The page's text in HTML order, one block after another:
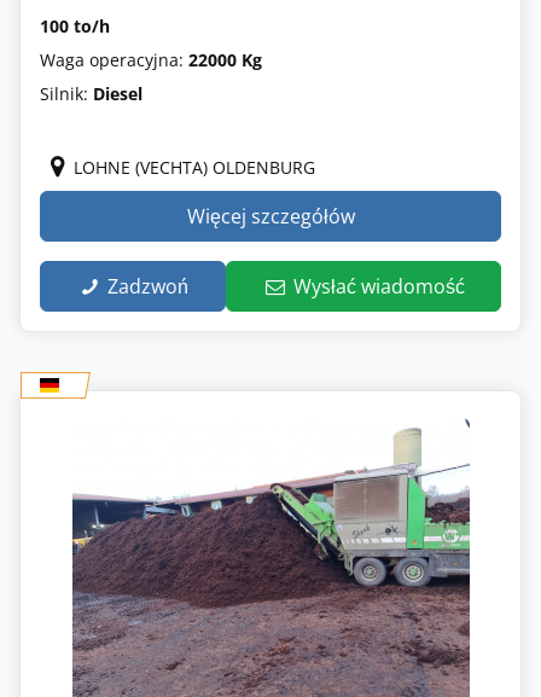
100 to/h
Waga operacyjna: 22000 Kg
Silnik: Diesel
LOHNE (VECHTA) OLDENBURG
Więcej szczegółów
Zadzwoń Wysłać wiadomość